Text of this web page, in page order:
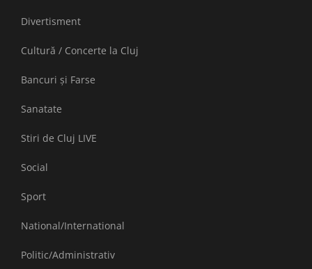
Divertisment
Cultură / Concerte la Cluj
Bancuri și Farse
Sanatate
Stiri de Cluj LIVE
Social
Sport
National/International
Politic/Administrativ